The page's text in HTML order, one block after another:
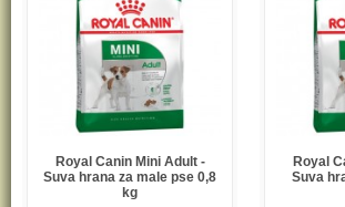
Royal Canin Mini Adult -
Suva hrana za male pse 0,8
kg
Royal
Suva